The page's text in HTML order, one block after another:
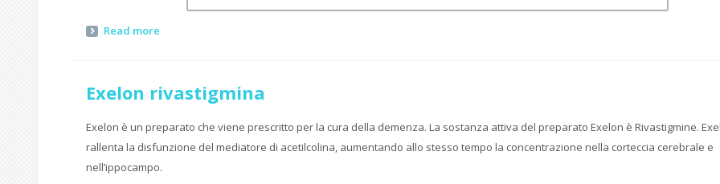
Read more
Exelon rivastigmina
Exelon è un preparato che viene prescritto per la cura della demenza. La sostanza attiva del preparato Exelon è Rivastigmine.
rallenta la disfunzione del mediatore di acetilcolina, aumentando allo stesso tempo la concentrazione nella corteccia cerebrale e
nell’ippocampo.